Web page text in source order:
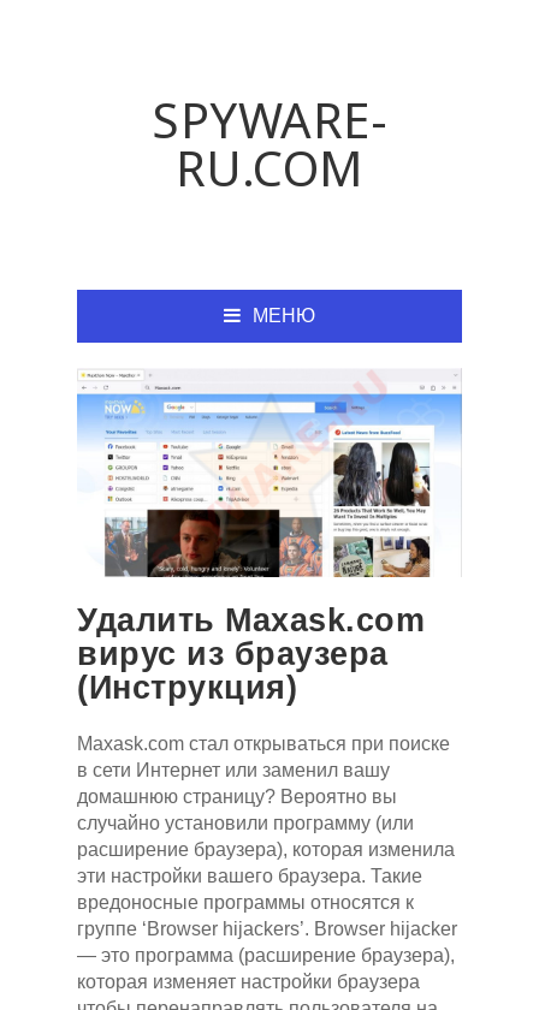
SPYWARE-
RU.COM
МЕНЮ
Удалить Maxask.com
вирус из браузера
(Инструкция)
Maxask.com стал открываться при поиске
в сети Интернет или заменил вашу
домашнюю страницу? Вероятно вы
случайно установили программу (или
расширение браузера), которая изменила
эти настройки вашего браузера. Такие
вредоносные программы относятся к
группе ‘Browser hijackers’. Browser hijacker
— это программа (расширение браузера),
которая изменяет настройки браузера